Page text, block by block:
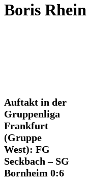
Boris Rhein
Auftakt
in
der
Gruppenliga
Frankfurt
(Gruppe
West):
FG
Seckbach
Auftakt in der
Gruppenliga
Frankfurt
(Gruppe
West): FG
Seckbach – SG
Bornheim 0:6